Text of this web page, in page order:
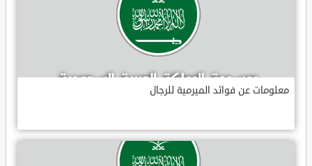
معلومات عن فوائد الميرمية للرجال